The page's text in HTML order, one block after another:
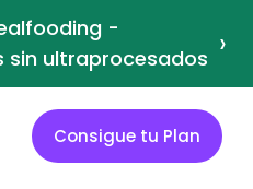
-
sin ultraprocesados ›
Consigue tu Plan